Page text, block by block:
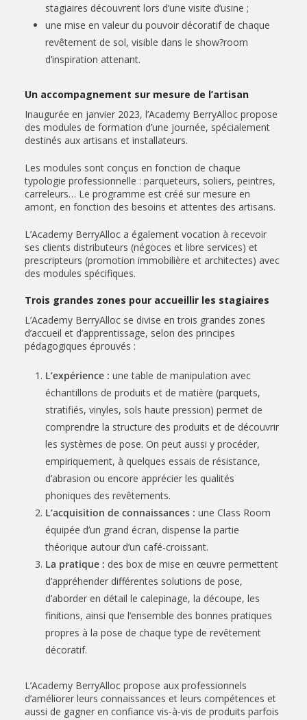
stagiaires découvrent lors d’une visite d’usine ;
une mise en valeur du pouvoir décoratif de chaque
revêtement de sol, visible dans le show?room
d’inspiration attenant.
Un accompagnement sur mesure de l’artisan
Inaugurée en janvier 2023, l’Academy BerryAlloc propose
des modules de formation d’une journée, spécialement
destinés aux artisans et installateurs.
Les modules sont conçus en fonction de chaque
typologie professionnelle : parqueteurs, soliers, peintres,
carreleurs… Le programme est créé sur mesure en
amont, en fonction des besoins et attentes des artisans.
L’Academy BerryAlloc a également vocation à recevoir
ses clients distributeurs (négoces et libre services) et
prescripteurs (promotion immobilière et architectes) avec
des modules spécifiques.
Trois grandes zones pour accueillir les stagiaires
L’Academy BerryAlloc se divise en trois grandes zones
d’accueil et d’apprentissage, selon des principes
pédagogiques éprouvés :
L’expérience : une table de manipulation avec
échantillons de produits et de matière (parquets,
stratifiés, vinyles, sols haute pression) permet de
comprendre la structure des produits et de découvrir
les systèmes de pose. On peut aussi y procéder,
empiriquement, à quelques essais de résistance,
d’abrasion ou encore apprécier les qualités
phoniques des revêtements.
L’acquisition de connaissances : une Class Room
équipée d’un grand écran, dispense la partie
théorique autour d’un café-croissant.
La pratique : des box de mise en œuvre permettent
d’appréhender différentes solutions de pose,
d’aborder en détail le calepinage, la découpe, les
finitions, ainsi que l’ensemble des bonnes pratiques
propres à la pose de chaque type de revêtement
décoratif.
L’Academy BerryAlloc propose aux professionnels
d’améliorer leurs connaissances et leurs compétences et
aussi de gagner en confiance vis-à-vis de produits parfois